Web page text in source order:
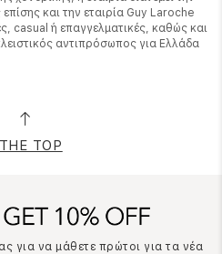
και την εταιρία Guy Laroche
casual ή επαγγελματικές, καθώς και
αντιπρόσωπος για Ελλάδα
TOP
για να μάθετε πρώτοι για τα νέα